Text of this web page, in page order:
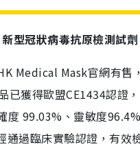
型冠狀病毒抗原檢測試劑
Medical Mask官網有售
已獲得歐盟CE1434認證
度 99.03%、靈敏度
通過臨床實驗認證，有效